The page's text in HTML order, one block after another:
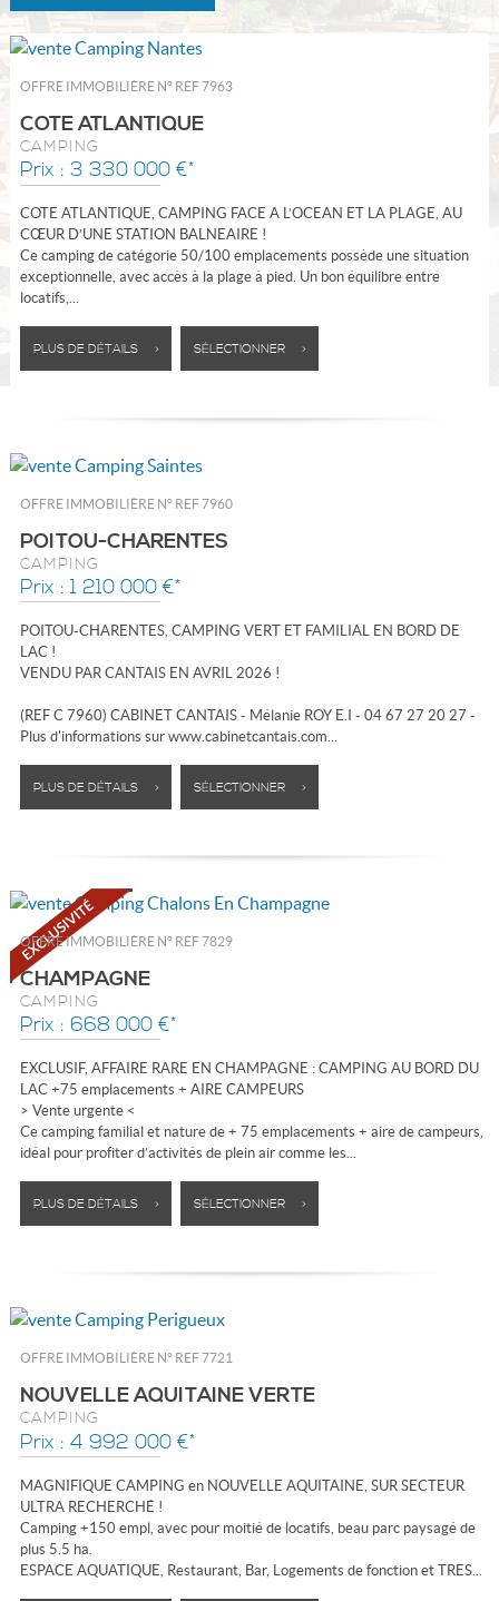
OFFRE IMMOBILIÈRE N° REF 7963
COTE ATLANTIQUE
CAMPING
Prix : 3 330 000 €*
COTE ATLANTIQUE, CAMPING FACE A L’OCEAN ET LA PLAGE, AU
CŒUR D’UNE STATION BALNEAIRE !
Ce camping de catégorie 50/100 emplacements possède une situation
exceptionnelle, avec accès à la plage à pied. Un bon équilibre entre
locatifs,...
PLUS DE DÉTAILS > SÉLECTIONNER >
OFFRE IMMOBILIÈRE N° REF 7960
POITOU-CHARENTES
CAMPING
Prix : 1 210 000 €*
POITOU-CHARENTES, CAMPING VERT ET FAMILIAL EN BORD DE
LAC !
VENDU PAR CANTAIS EN AVRIL 2026 !
(REF C 7960) CABINET CANTAIS - Mélanie ROY E.I - 04 67 27 20 27 -
Plus d'informations sur www.cabinetcantais.com...
PLUS DE DÉTAILS > SÉLECTIONNER >
OFFRE IMMOBILIÈRE N° REF 7829
CHAMPAGNE
CAMPING
Prix : 668 000 €*
EXCLUSIF, AFFAIRE RARE EN CHAMPAGNE : CAMPING AU BORD DU
LAC +75 emplacements + AIRE CAMPEURS
> Vente urgente <
Ce camping familial et nature de + 75 emplacements + aire de campeurs,
idéal pour profiter d’activités de plein air comme les...
PLUS DE DÉTAILS > SÉLECTIONNER >
OFFRE IMMOBILIÈRE N° REF 7721
NOUVELLE AQUITAINE VERTE
CAMPING
Prix : 4 992 000 €*
MAGNIFIQUE CAMPING en NOUVELLE AQUITAINE, SUR SECTEUR
ULTRA RECHERCHÉ !
Camping +150 empl, avec pour moitié de locatifs, beau parc paysagé de
plus 5.5 ha.
ESPACE AQUATIQUE, Restaurant, Bar, Logements de fonction et TRES...